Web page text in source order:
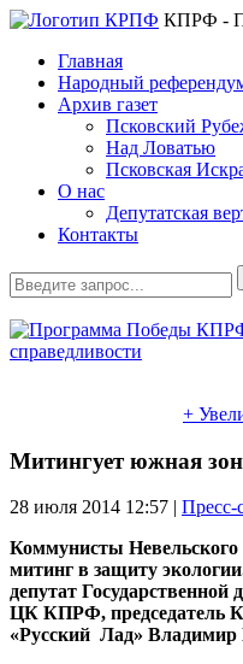
КПРФ -
Главная
Народный
Архив газет
Псковский
Над Ловатью
Псковская
О нас
Депутатская
Контакты
+
Митингует южная
28 июля 2014 12:57 |
Коммунисты
митинг в защиту
депутат
ЦК КПРФ, председатель
«Русский Лад»